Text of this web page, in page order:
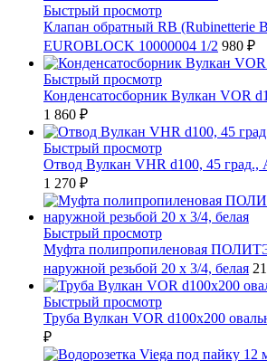
Быстрый просмотр
Клапан обратный RB (Rubinetterie
EUROBLOCK 10000004 1/2 980 ₽
Быстрый просмотр
Конденсатосборник Вулкан VOR
1 860 ₽
Быстрый просмотр
Отвод Вулкан VHR d100, 45 град.,
1 270 ₽
Быстрый просмотр
Муфта полипропиленовая
наружной резьбой 20 x 3/4, белая
Быстрый просмотр
Труба Вулкан VOR d100x200
₽